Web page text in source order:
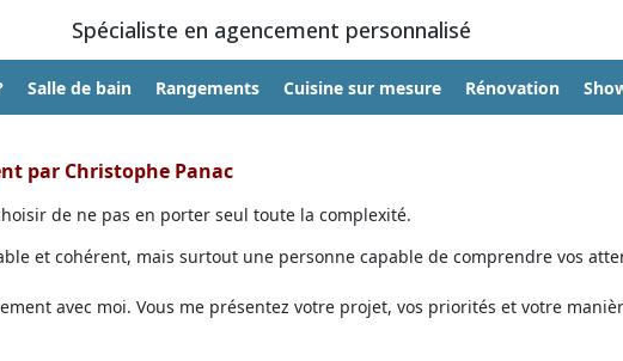
Spécialiste en agencement personnalisé
Salle de bain Rangements Cuisine sur mesure Rénovation
par Christophe Panac
de ne pas en porter seul toute la complexité.
et cohérent, mais surtout une personne capable de comprendre vos
avec moi. Vous me présentez votre projet, vos priorités et votre